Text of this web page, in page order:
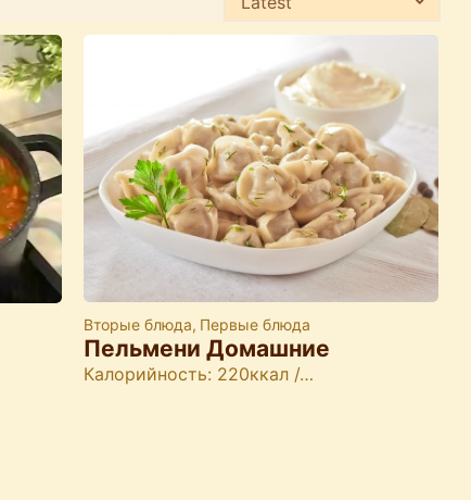
Вторые блюда, Первые блюда
Пельмени Домашние
Калорийность: 220ккал /…